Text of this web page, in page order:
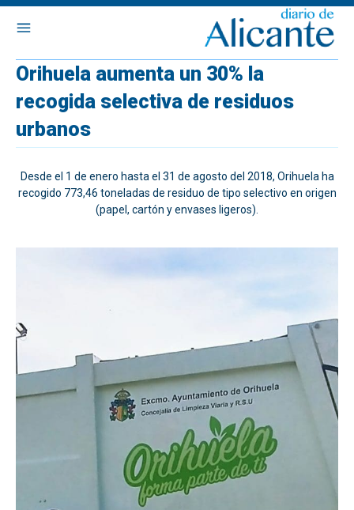
Orihuela aumenta un 30% la
recogida selectiva de residuos
urbanos
Desde el 1 de enero hasta el 31 de agosto del 2018, Orihuela ha
recogido 773,46 toneladas de residuo de tipo selectivo en origen
(papel, cartón y envases ligeros).